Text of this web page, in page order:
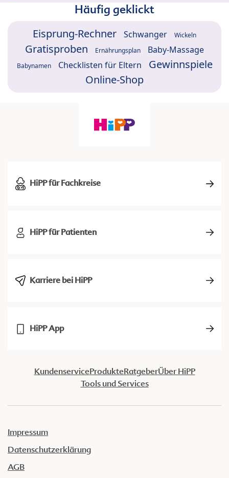
Häufig geklickt
Eisprung-Rechner Schwanger Wickeln
Gratisproben Ernährungsplan Baby-Massage
Babynamen Checklisten für Eltern
Gewinnspiele
Online-Shop
HiPP für Fachkreise
HiPP für Patienten
Karriere bei HiPP
HiPP App
KundenserviceProdukteRatgeberÜber HiPP
Tools und Services
Impressum
Datenschutzerklärung
AGB